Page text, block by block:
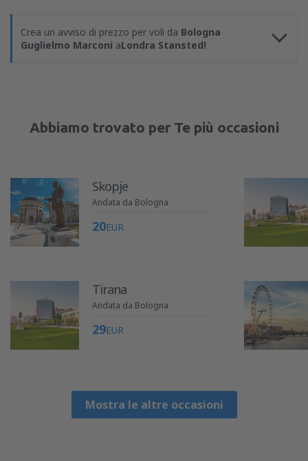
Crea un avviso di prezzo per voli da Bologna
Guglielmo Marconi aLondra Stansted!
Abbiamo trovato per Te più occasioni
Skopje
Andata da Bologna
20EUR
Tirana
Andata da Bologna
29EUR
Mostra le altre occasioni